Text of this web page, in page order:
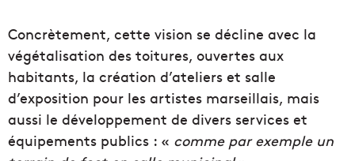
Concrètement, cette vision se décline avec la
végétalisation des toitures, ouvertes aux
habitants, la création d’ateliers et salle
d’exposition pour les artistes marseillais, mais
aussi le développement de divers services et
équipements publics : « comme par exemple un